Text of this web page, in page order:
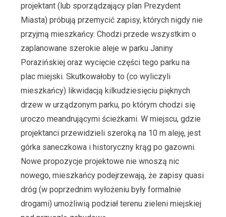
projektant (lub sporządzający plan Prezydent
Miasta) próbują przemycić zapisy, których nigdy nie
przyjmą mieszkańcy. Chodzi przede wszystkim o
zaplanowane szerokie aleje w parku Janiny
Porazińskiej oraz wycięcie części tego parku na
plac miejski. Skutkowałoby to (co wyliczyli
mieszkańcy) likwidacją kilkudziesięciu pięknych
drzew w urządzonym parku, po którym chodzi się
uroczo meandrującymi ścieżkami. W miejscu, gdzie
projektanci przewidzieli szeroką na 10 m aleję, jest
górka saneczkowa i historyczny krąg po gazowni.
Nowe propozycje projektowe nie wnoszą nic
nowego, mieszkańcy podejrzewają, że zapisy quasi
dróg (w poprzednim wyłożeniu były formalnie
drogami) umożliwią podział terenu zieleni miejskiej